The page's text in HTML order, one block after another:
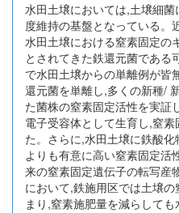
水田土壌においては,土壌細
度維持の基盤となっている。
水田土壌における窒素固定の
とされてきた鉄還元菌である
で水田土壌からの単離例が皆
還元菌を単離し,多くの新種/
た菌株の窒素固定活性を実証
電子受容体として生育し,窒
た。さらに,水田土壌に鉄酸
よりも有意に高い窒素固定活
来の窒素固定遺伝子の転写産
において,鉄施用区では土壌
まり,窒素施肥量を減らして